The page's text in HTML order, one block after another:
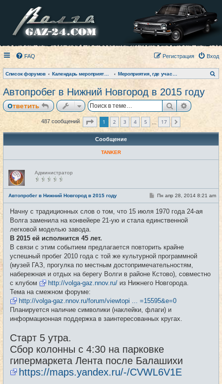
FAQ Вход
Регистрация
Список форумов
о
Автопробег в Нижний Новгород в 2015 году
Ответить Поиск
487 сообщений Страница из
1 2 3 4 5 17
Сообщение
TANKER
Н
е
в
с
е
т
и
Администратор
Автопробег в Нижний Новгород в 2015 году #1
С
б
щ
Пн апр 28, 2014 8:21 am
Начну с традиционных слов о том, что 15 июля 1970 года 24-ая
Волга заменила на конвейере 21-ую и стала единственной
легковой моделью завода.
В 2015 ей исполнится 45 лет.
В связи с этим событием предлагается повторить крайне
успешный пробег 2010 года с той же культурной программной
(музей ГАЗ, прогулка по местным достопримечательностям,
набережная и отдых на берегу Волги в районе Кстово), совместно
с клубом
http://volga-gaz.nnov.ru/ из Нижнего Новгорода.
Тема на смежном форуме:
http://volga-gaz.nnov.ru/forum/viewtopi ... =15595&e=0
Планируется наличие символики (наклейки, флаги) и
информационная поддержка в заинтересованных кругах.
Старт 5 утра.
Сбор колонны с 4:30 на парковке
гипермаркета Лента после Балашихи
https://maps.yandex.ru/-/CVWL6V1E